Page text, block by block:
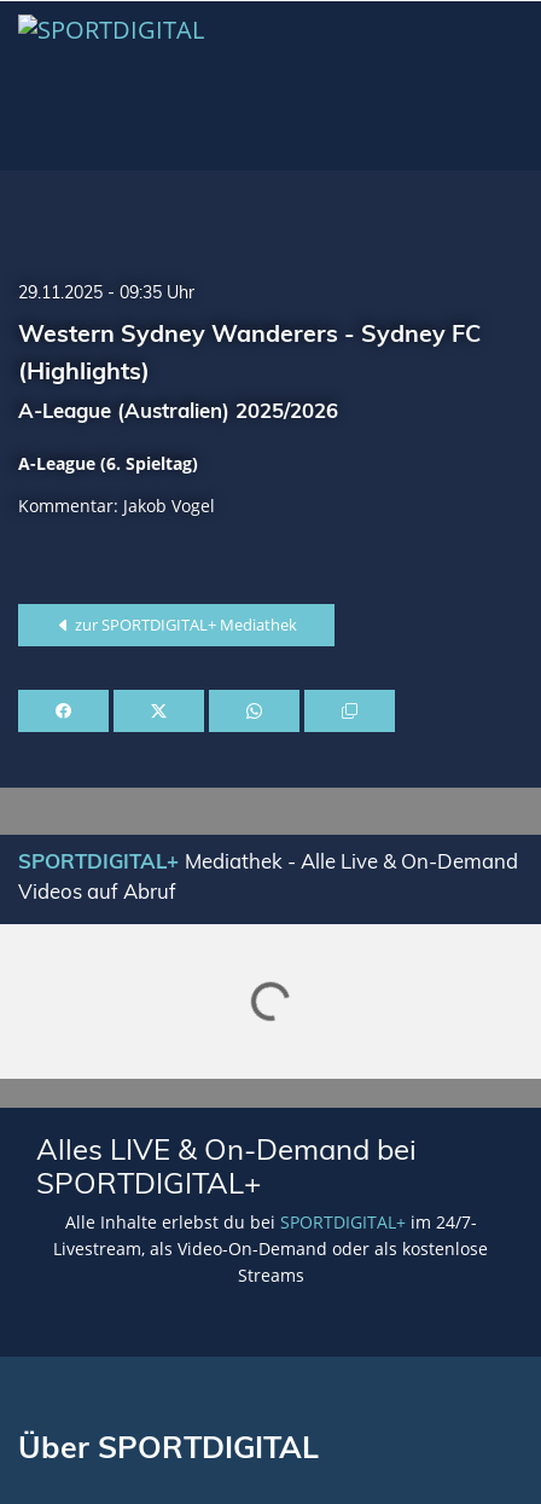
29.11.2025 - 09:35 Uhr
Western Sydney Wanderers - Sydney FC
(Highlights)
A-League (Australien) 2025/2026
A-League (6. Spieltag)
Kommentar: Jakob Vogel
zur SPORTDIGITAL+ Mediathek
SPORTDIGITAL+ Mediathek - Alle Live & On-Demand
Videos auf Abruf
Lade SPORTDIGITAL+ Mediathek
Alles LIVE & On-Demand bei
SPORTDIGITAL+
Alle Inhalte erlebst du bei SPORTDIGITAL+im 24/7-
Livestream, als Video-On-Demand oder als kostenlose
Streams
Über SPORTDIGITAL